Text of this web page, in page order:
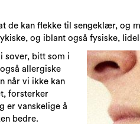
de kan flekke til sengeklær, og
og iblant også fysiske,
sover, bitt som i
allergiske
når vi ikke kan
forsterker
er vanskelige å
bedre.